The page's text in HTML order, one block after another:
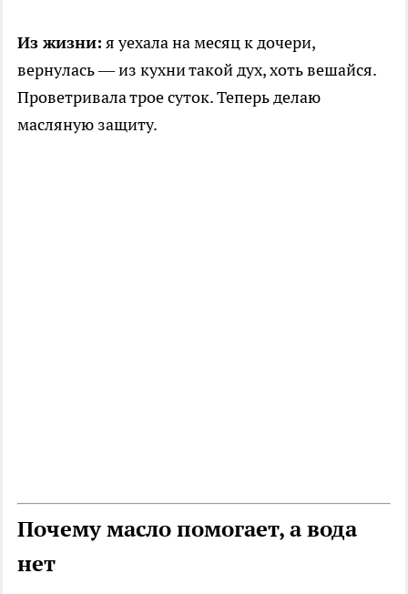
Из жизни: я уехала на месяц к дочери,
вернулась — из кухни такой дух, хоть вешайся.
Проветривала трое суток. Теперь делаю
масляную защиту.
Почему масло помогает, а вода
нет